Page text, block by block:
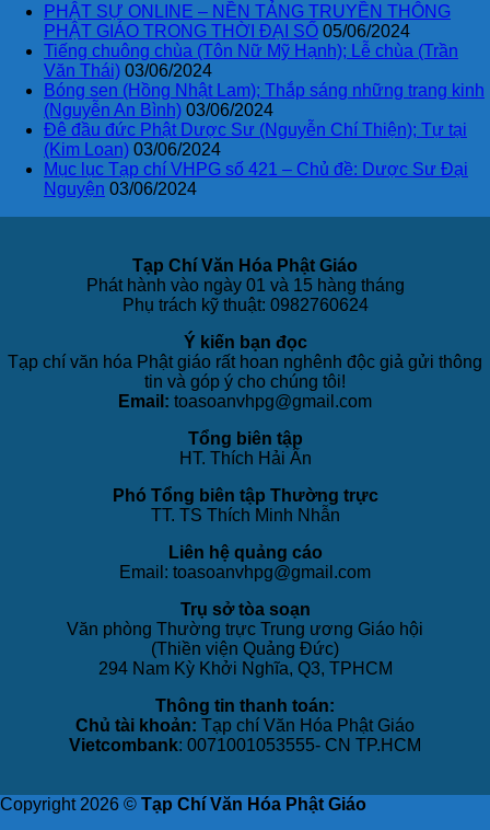
PHẬT SỰ ONLINE – NỀN TẢNG TRUYỀN THÔNG
PHẬT GIÁO TRONG THỜI ĐẠI SỐ 05/06/2024
Tiếng chuông chùa (Tôn Nữ Mỹ Hạnh); Lễ chùa (Trần
Văn Thái) 03/06/2024
Bóng sen (Hồng Nhật Lam); Thắp sáng những trang kinh
(Nguyễn An Bình) 03/06/2024
Đê đầu đức Phật Dược Sư (Nguyễn Chí Thiện); Tự tại
(Kim Loan) 03/06/2024
Mục lục Tạp chí VHPG số 421 – Chủ đề: Dược Sư Đại
Nguyện 03/06/2024
Tạp Chí Văn Hóa Phật Giáo
Phát hành vào ngày 01 và 15 hàng tháng
Phụ trách kỹ thuật: 0982760624
Ý kiến bạn đọc
Tạp chí văn hóa Phật giáo rất hoan nghênh độc giả gửi thông
tin và góp ý cho chúng tôi!
Email: toasoanvhpg@gmail.com
Tổng biên tập
HT. Thích Hải Ấn
Phó Tổng biên tập Thường trực
TT. TS Thích Minh Nhẫn
Liên hệ quảng cáo
Email: toasoanvhpg@gmail.com
Trụ sở tòa soạn
Văn phòng Thường trực Trung ương Giáo hội
(Thiền viện Quảng Đức)
294 Nam Kỳ Khởi Nghĩa, Q3, TPHCM
Thông tin thanh toán:
Chủ tài khoản: Tạp chí Văn Hóa Phật Giáo
Vietcombank: 0071001053555- CN TP.HCM
Copyright 2026 © Tạp Chí Văn Hóa Phật Giáo